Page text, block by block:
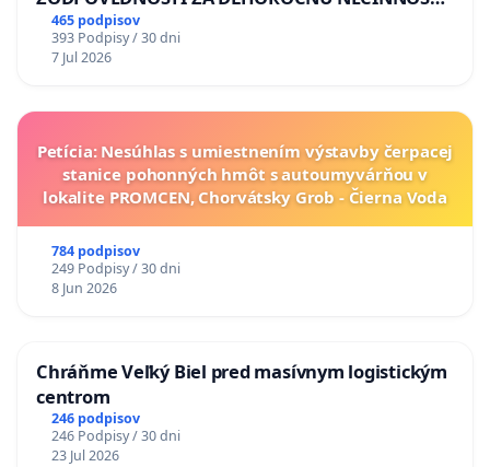
A ZLYHANIE ŠTÁTU
465 podpisov
393 Podpisy / 30 dni
7 Jul 2026
Petícia: Nesúhlas s umiestnením výstavby čerpacej
stanice pohonných hmôt s autoumyvárňou v
lokalite PROMCEN, Chorvátsky Grob - Čierna Voda
784 podpisov
249 Podpisy / 30 dni
8 Jun 2026
Chráňme Veľký Biel pred masívnym logistickým
centrom
246 podpisov
246 Podpisy / 30 dni
23 Jul 2026